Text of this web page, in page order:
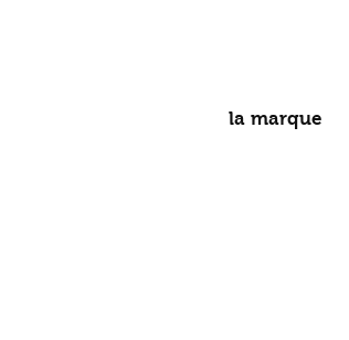
la marque